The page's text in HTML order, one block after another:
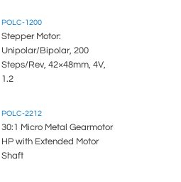
POLC-1200
Stepper Motor:
Unipolar/Bipolar, 200
Steps/Rev, 42×48mm, 4V,
1.2
POLC-2212
30:1 Micro Metal Gearmotor
HP with Extended Motor
Shaft